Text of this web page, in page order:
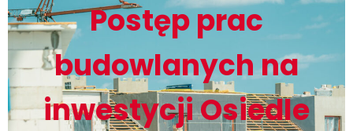
Postęp prac
budowlanych na
inwestycji Osiedle